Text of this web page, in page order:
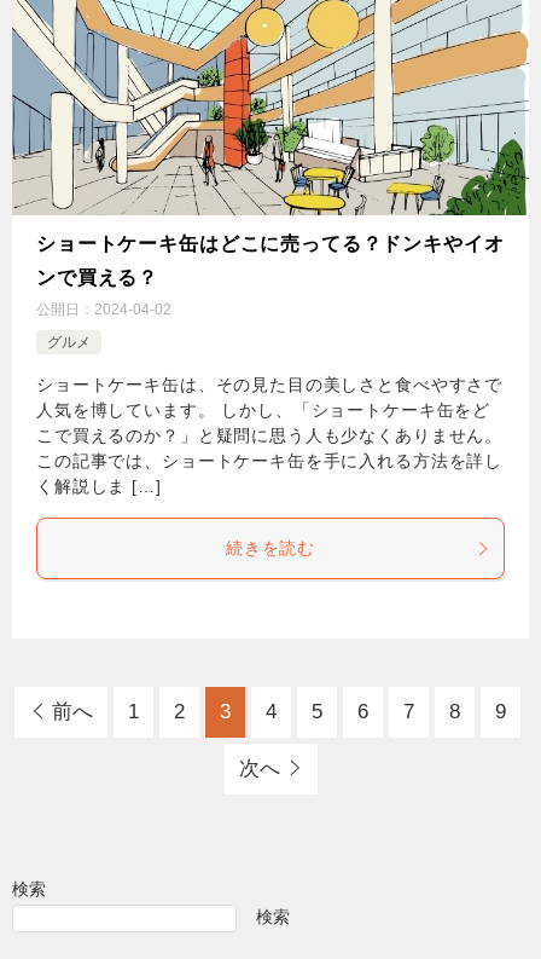
ショートケーキ缶はどこに売ってる？ドンキやイオ
ンで買える？
公開日： 2024-04-02
グルメ
ショートケーキ缶は、その見た目の美しさと食べやすさで
人気を博しています。 しかし、「ショートケーキ缶をど
こで買えるのか？」と疑問に思う人も少なくありません。
この記事では、ショートケーキ缶を手に入れる方法を詳し
く解説しま […]
続きを読む
前へ 1 2 3 4 5 6 7 8 9
次へ
検索
検索